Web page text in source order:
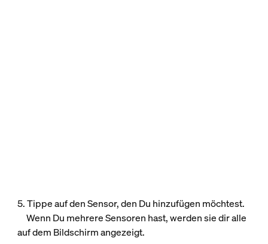
5. Tippe auf den Sensor, den Du hinzufügen möchtest.
Wenn Du mehrere Sensoren hast, werden sie dir alle
auf dem Bildschirm angezeigt.